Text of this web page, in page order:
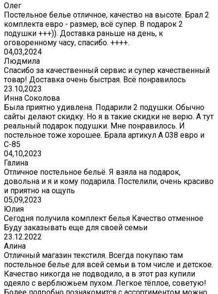
Олег
Постельное белье отличное, качество на высоте. Брал 2
комплекта евро - размер, всё супер. В подарок 2
подушки +++)). Доставка раньше на день, к
оговоренному часу, спасибо. ++++.
04,03,2024
Людмила
Спасибо за качественный сервис и супер качественный
товар! Доставка очень быстрая. Всё понравилось
23.10,2023
Инна Соколова
Была приятно удивлена. Подарили 2 подушки. Обычно
сайты делают скидку. Но я в такие скидки не верю. А тут
реальный подарок подушки. Мне понравилось. И
постельное тоже хорошее. Брала артикул А 038 евро и
С-85
04,10,2023
Галина
Отличное постельное бельё. Я взяла на подарок,
довольна и я и кому подарила. Постелили, очень красиво
и приятно на ощупь
05,09,2023
Юлия
Сегодня получила комплект белья Качество отменное
Буду заказывать еще для своей семьи
23.12.2022
Алина
Отличный магазин текстиля. Всегда покупаю там
постельное белье для всей семьи в том числе и детское.
Качество никогда не подводило, а в этот раз купили
одеяло с верблюжьем пухом. Легкое тёплое, советую!
Более подробно познакомится с ассортиментом можно